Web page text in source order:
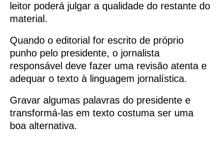
leitor poderá julgar a qualidade do restante do
material.
Quando o editorial for escrito de próprio
punho pelo presidente, o jornalista
responsável deve fazer uma revisão atenta e
adequar o texto à linguagem jornalística.
Gravar algumas palavras do presidente e
transformá-las em texto costuma ser uma
boa alternativa.